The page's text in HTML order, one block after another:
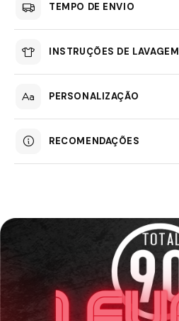
TEMPO DE ENVIO
INSTRUÇÕES DE LAVAGEM
PERSONALIZAÇÃO
RECOMENDAÇÕES